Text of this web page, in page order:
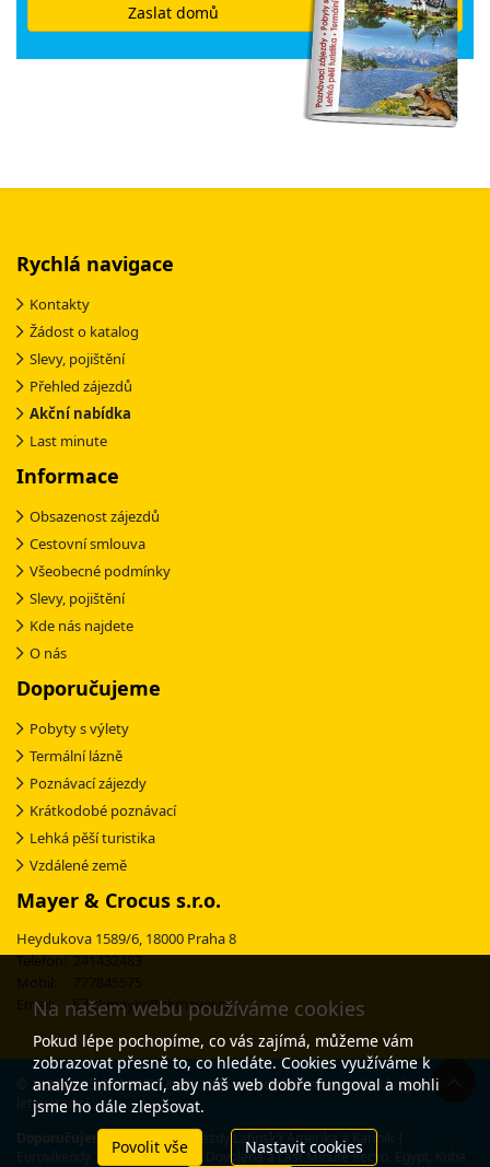
Zaslat domů
Rychlá navigace
Kontakty
Žádost o katalog
Slevy, pojištění
Přehled zájezdů
Akční nabídka
Last minute
Informace
Obsazenost zájezdů
Cestovní smlouva
Všeobecné podmínky
Slevy, pojištění
Kde nás najdete
O nás
Doporučujeme
Pobyty s výlety
Termální lázně
Poznávací zájezdy
Krátkodobé poznávací
Lehká pěší turistika
Vzdálené země
Mayer & Crocus s.r.o.
Heydukova 1589/6, 18000 Praha 8
Telefon: 241432483
Email:
ckmayer@ckmayer.cz
© 2003-2025 CK MAYER & CROCUS - specialista na poznávací zájezdy s 30-
letou tradicí
Doporučujeme:Poznávací zájezdy Latinská Amerika a Karibik
Eurovíkendy
Lyžování Itálie
Dovolená a Last Minute Řecko, Egypt, Kuba
Na našem webu používáme cookies
Pokud lépe pochopíme, co vás zajímá, můžeme vám
zobrazovat přesně to, co hledáte. Cookies využíváme k
analýze informací, aby náš web dobře fungoval a mohli
jsme ho dále zlepšovat.
Povolit vše
Nastavit cookies